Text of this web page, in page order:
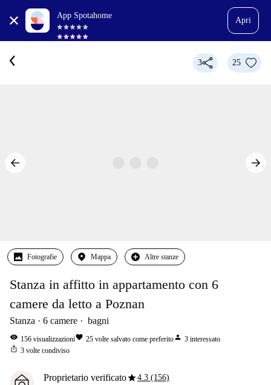
App Spotahome
Apri
3 25
Fotografie Mappa Altre stanze
Stanza in affitto in appartamento con 6
camere da letto a Poznan
Stanza 6 camere bagni
visibility 156 visualizzazionifavorite 25 volte salvato come preferitoperson 3 interessato
ios_share 3 volte condiviso
Proprietario verificatostar4.3 (156)